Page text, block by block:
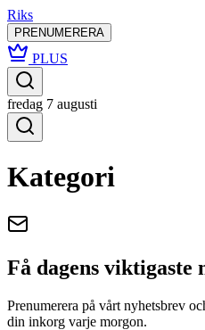
Riks
PRENUMERERA
PLUS
fredag 7 augusti
Kategori
Få dagens viktigaste
Prenumerera på vårt nyhetsbrev
din inkorg varje morgon.